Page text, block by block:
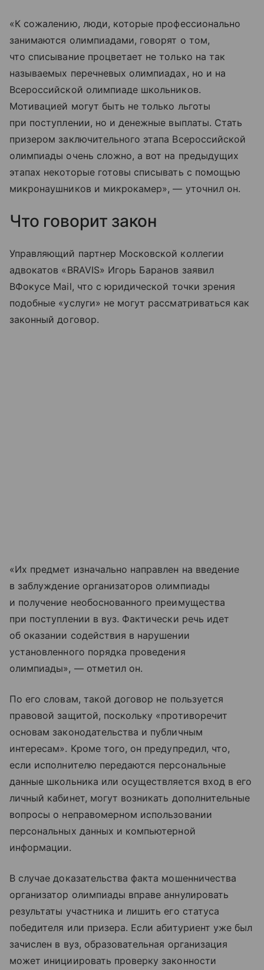
«К сожалению, люди, которые профессионально
занимаются олимпиадами, говорят о том,
что списывание процветает не только на так
называемых перечневых олимпиадах, но и на
Всероссийской олимпиаде школьников.
Мотивацией могут быть не только льготы
при поступлении, но и денежные выплаты. Стать
призером заключительного этапа Всероссийской
олимпиады очень сложно, а вот на предыдущих
этапах некоторые готовы списывать с помощью
микронаушников и микрокамер», — уточнил он.
Что говорит закон
Управляющий партнер Московской коллегии
адвокатов «BRAVIS» Игорь Баранов заявил
ВФокусе Mail, что с юридической точки зрения
подобные «услуги» не могут рассматриваться как
законный договор.
«Их предмет изначально направлен на введение
в заблуждение организаторов олимпиады
и получение необоснованного преимущества
при поступлении в вуз. Фактически речь идет
об оказании содействия в нарушении
установленного порядка проведения
олимпиады», — отметил он.
По его словам, такой договор не пользуется
правовой защитой, поскольку «противоречит
основам законодательства и публичным
интересам». Кроме того, он предупредил, что,
если исполнителю передаются персональные
данные школьника или осуществляется вход в его
личный кабинет, могут возникать дополнительные
вопросы о неправомерном использовании
персональных данных и компьютерной
информации.
В случае доказательства факта мошенничества
организатор олимпиады вправе аннулировать
результаты участника и лишить его статуса
победителя или призера. Если абитуриент уже был
зачислен в вуз, образовательная организация
может инициировать проверку законности